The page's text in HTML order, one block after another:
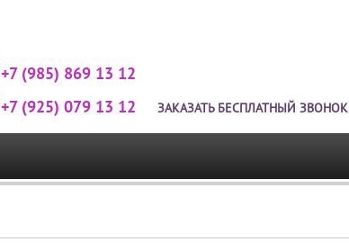
+7 (985) 869 13 12
+7 (925) 079 13 12
ЗАКАЗАТЬ БЕСПЛАТНЫЙ ЗВОНОК